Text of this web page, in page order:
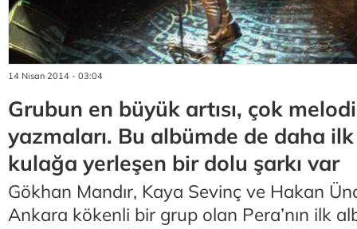
14 Nisan 2014 - 03:04
Grubun en büyük artısı, çok
yazmaları. Bu albümde de daha
kulağa yerleşen bir dolu şarkı var
Gökhan Mandır, Kaya Sevinç ve Hakan
Ankara kökenli bir grup olan Pera’nın ilk